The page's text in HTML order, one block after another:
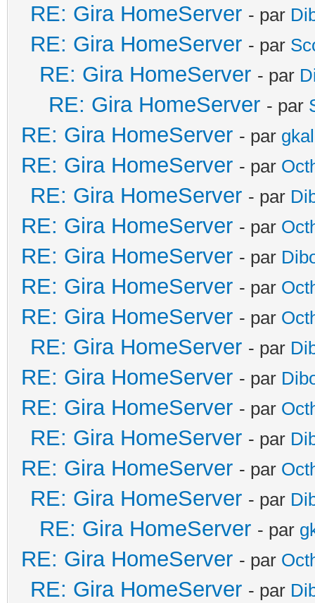
RE: Gira HomeServer - par
RE: Gira HomeServer - par
RE: Gira HomeServer - par
RE: Gira HomeServer - par
RE: Gira HomeServer - par
RE: Gira HomeServer - par
RE: Gira HomeServer - par
RE: Gira HomeServer - par
RE: Gira HomeServer - par
RE: Gira HomeServer - par
RE: Gira HomeServer - par
RE: Gira HomeServer - par
RE: Gira HomeServer - par
RE: Gira HomeServer - par
RE: Gira HomeServer - par
RE: Gira HomeServer - par
RE: Gira HomeServer - par
RE: Gira HomeServer - par
RE: Gira HomeServer - par
RE: Gira HomeServer - par